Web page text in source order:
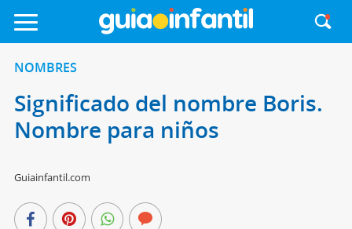
NOMBRES
Significado del nombre Boris.
Nombre para niños
Guiainfantil.com